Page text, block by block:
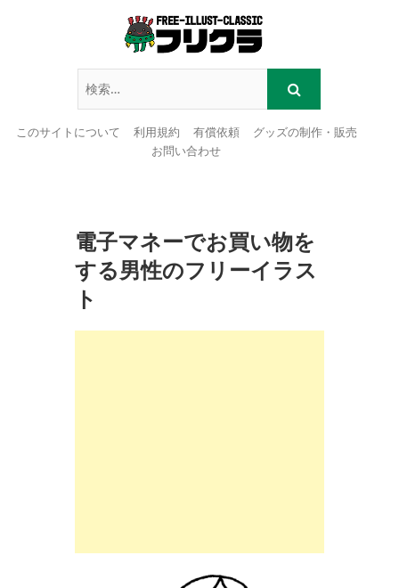
このサイトについて 利用規約 有償依頼
グッズの制作・販売
お問い合わせ
電子マネーでお買い物を
する男性のフリーイラス
ト